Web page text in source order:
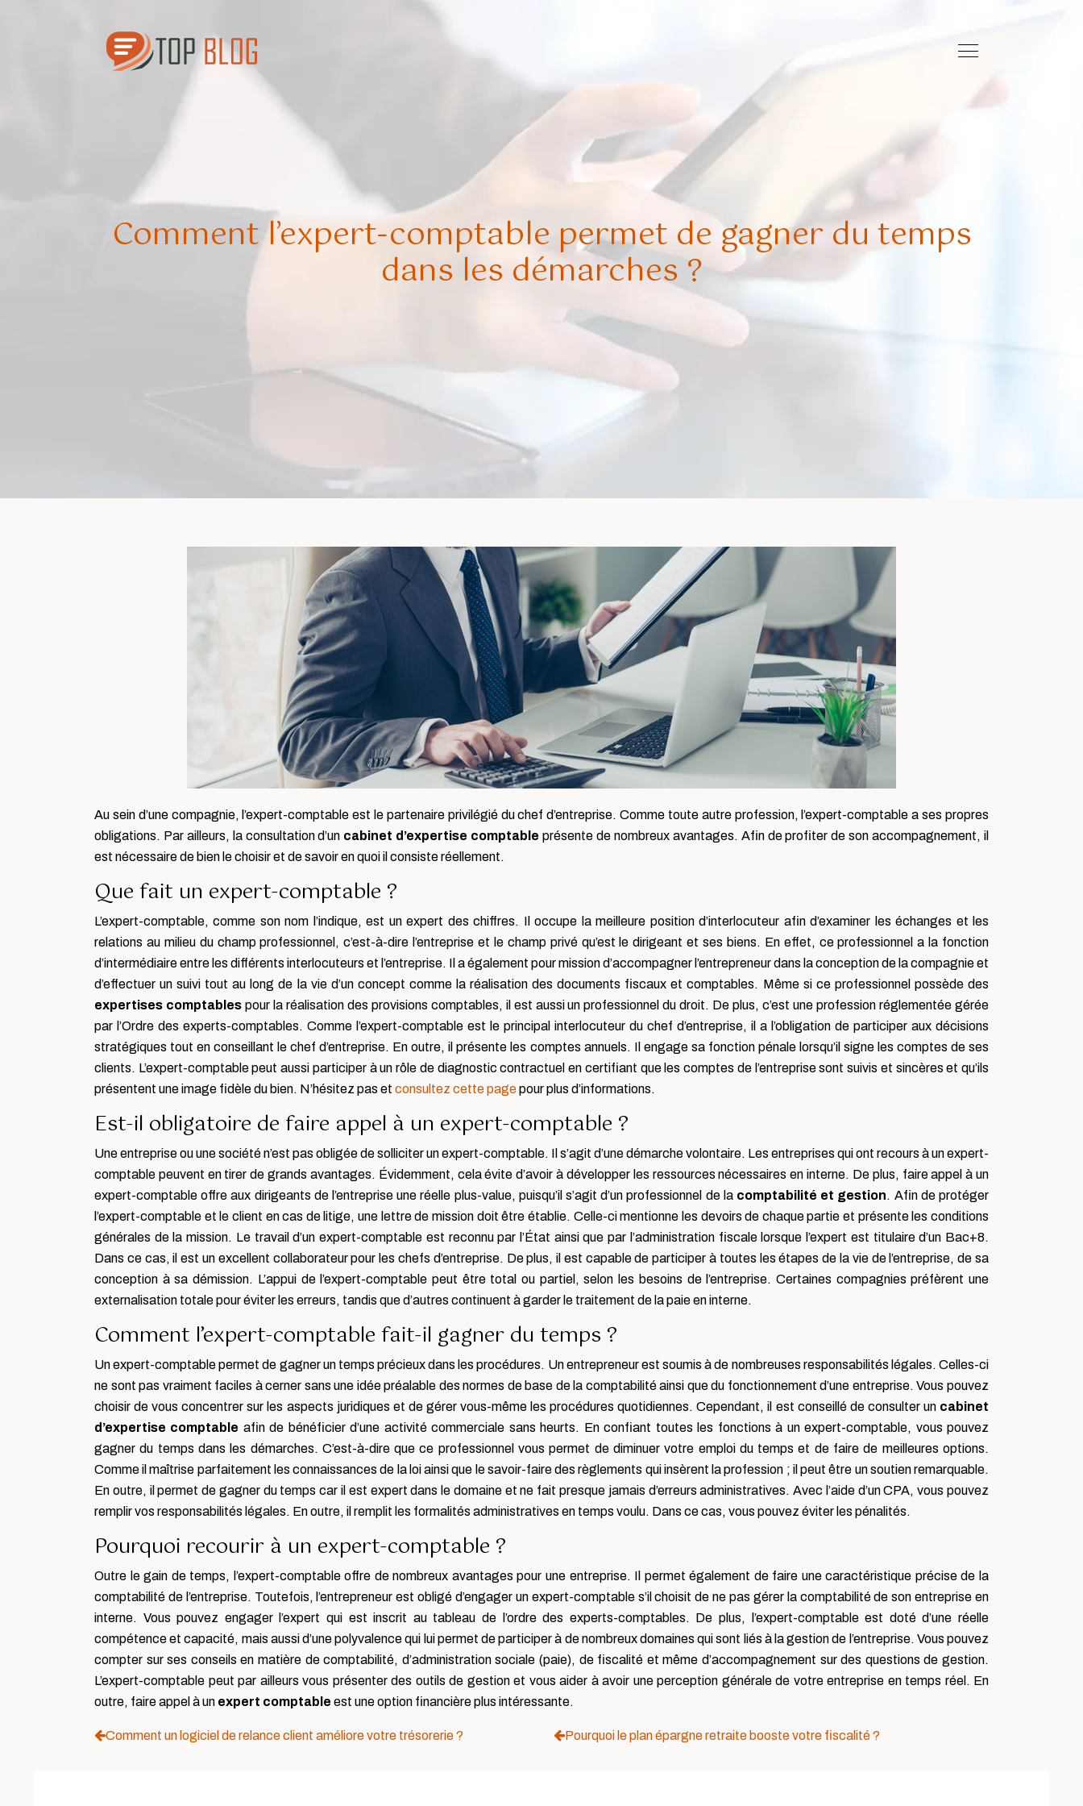
Comment l’expert-comptable permet de gagner du temps
dans les démarches ?
Au sein d’une compagnie, l’expert-comptable est le partenaire privilégié du chef d’entreprise. Comme toute autre profession, l’expert-comptable a ses propres
obligations. Par ailleurs, la consultation d’un cabinet d’expertise comptable présente de nombreux avantages. Afin de profiter de son accompagnement, il
est nécessaire de bien le choisir et de savoir en quoi il consiste réellement.
Que fait un expert-comptable ?
L’expert-comptable, comme son nom l’indique, est un expert des chiffres. Il occupe la meilleure position d’interlocuteur afin d’examiner les échanges et les
relations au milieu du champ professionnel, c’est-à-dire l’entreprise et le champ privé qu’est le dirigeant et ses biens. En effet, ce professionnel a la fonction
d’intermédiaire entre les différents interlocuteurs et l’entreprise. Il a également pour mission d’accompagner l’entrepreneur dans la conception de la compagnie et
d’effectuer un suivi tout au long de la vie d’un concept comme la réalisation des documents fiscaux et comptables. Même si ce professionnel possède des
expertises comptablespour la réalisation des provisions comptables, il est aussi un professionnel du droit. De plus, c’est une profession réglementée gérée
par l’Ordre des experts-comptables. Comme l’expert-comptable est le principal interlocuteur du chef d’entreprise, il a l’obligation de participer aux décisions
stratégiques tout en conseillant le chef d’entreprise. En outre, il présente les comptes annuels. Il engage sa fonction pénale lorsqu’il signe les comptes de ses
clients. L’expert-comptable peut aussi participer à un rôle de diagnostic contractuel en certifiant que les comptes de l’entreprise sont suivis et sincères et qu’ils
présentent une image fidèle du bien. N’hésitez pas et consultez cette pagepour plus d’informations.
Est-il obligatoire de faire appel à un expert-comptable ?
Une entreprise ou une société n’est pas obligée de solliciter un expert-comptable. Il s’agit d’une démarche volontaire. Les entreprises qui ont recours à un expert-
comptable peuvent en tirer de grands avantages. Évidemment, cela évite d’avoir à développer les ressources nécessaires en interne. De plus, faire appel à un
expert-comptable offre aux dirigeants de l’entreprise une réelle plus-value, puisqu’il s’agit d’un professionnel de la comptabilité et gestion. Afin de protéger
l’expert-comptable et le client en cas de litige, une lettre de mission doit être établie. Celle-ci mentionne les devoirs de chaque partie et présente les conditions
générales de la mission. Le travail d’un expert-comptable est reconnu par l’État ainsi que par l’administration fiscale lorsque l’expert est titulaire d’un Bac+8.
Dans ce cas, il est un excellent collaborateur pour les chefs d’entreprise. De plus, il est capable de participer à toutes les étapes de la vie de l’entreprise, de sa
conception à sa démission. L’appui de l’expert-comptable peut être total ou partiel, selon les besoins de l’entreprise. Certaines compagnies préfèrent une
externalisation totale pour éviter les erreurs, tandis que d’autres continuent à garder le traitement de la paie en interne.
Comment l’expert-comptable fait-il gagner du temps ?
Un expert-comptable permet de gagner un temps précieux dans les procédures. Un entrepreneur est soumis à de nombreuses responsabilités légales. Celles-ci
ne sont pas vraiment faciles à cerner sans une idée préalable des normes de base de la comptabilité ainsi que du fonctionnement d’une entreprise. Vous pouvez
choisir de vous concentrer sur les aspects juridiques et de gérer vous-même les procédures quotidiennes. Cependant, il est conseillé de consulter un cabinet
d’expertise comptable afin de bénéficier d’une activité commerciale sans heurts. En confiant toutes les fonctions à un expert-comptable, vous pouvez
gagner du temps dans les démarches. C’est-à-dire que ce professionnel vous permet de diminuer votre emploi du temps et de faire de meilleures options.
Comme il maîtrise parfaitement les connaissances de la loi ainsi que le savoir-faire des règlements qui insèrent la profession ; il peut être un soutien remarquable.
En outre, il permet de gagner du temps car il est expert dans le domaine et ne fait presque jamais d’erreurs administratives. Avec l’aide d’un CPA, vous pouvez
remplir vos responsabilités légales. En outre, il remplit les formalités administratives en temps voulu. Dans ce cas, vous pouvez éviter les pénalités.
Pourquoi recourir à un expert-comptable ?
Outre le gain de temps, l’expert-comptable offre de nombreux avantages pour une entreprise. Il permet également de faire une caractéristique précise de la
comptabilité de l’entreprise. Toutefois, l’entrepreneur est obligé d’engager un expert-comptable s’il choisit de ne pas gérer la comptabilité de son entreprise en
interne. Vous pouvez engager l’expert qui est inscrit au tableau de l’ordre des experts-comptables. De plus, l’expert-comptable est doté d’une réelle
compétence et capacité, mais aussi d’une polyvalence qui lui permet de participer à de nombreux domaines qui sont liés à la gestion de l’entreprise. Vous pouvez
compter sur ses conseils en matière de comptabilité, d’administration sociale (paie), de fiscalité et même d’accompagnement sur des questions de gestion.
L’expert-comptable peut par ailleurs vous présenter des outils de gestion et vous aider à avoir une perception générale de votre entreprise en temps réel. En
outre, faire appel à un expert comptable est une option financière plus intéressante.
Comment un logiciel de relance client améliore votre trésorerie ? Pourquoi le plan épargne retraite booste votre fiscalité ?